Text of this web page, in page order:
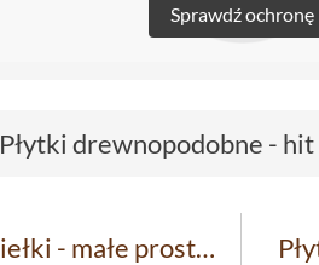
Sprawdź ochronę
Płytki drewnopodobne -
Płytki cegiełki - małe prostokątne płytki, które nadają charakteru